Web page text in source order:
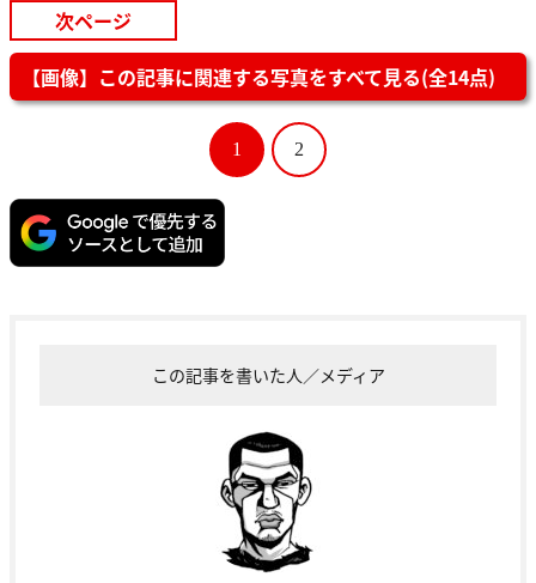
次ページ
【画像】この記事に関連する写真をすべて見る(全14点)
1 2
この記事を書いた人／メディア